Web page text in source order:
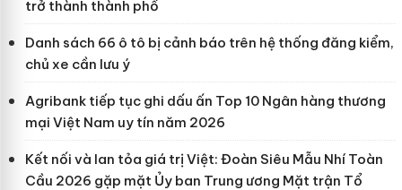
trở thành thành phố
Danh sách 66 ô tô bị cảnh báo trên hệ thống đăng kiểm,
chủ xe cần lưu ý
Agribank tiếp tục ghi dấu ấn Top 10 Ngân hàng thương
mại Việt Nam uy tín năm 2026
Kết nối và lan tỏa giá trị Việt: Đoàn Siêu Mẫu Nhí Toàn
Cầu 2026 gặp mặt Ủy ban Trung ương Mặt trận Tổ